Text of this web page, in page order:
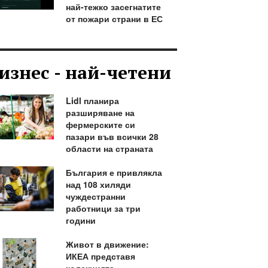
най-тежко засегнатите
от пожари страни в ЕС
- най-четени
Lidl планира
разширяване на
фермерските си
пазари във всички 28
области на страната
България е привлякла
над 108 хиляди
чуждестранни
работници за три
години
Живот в движение:
ИКЕА представя